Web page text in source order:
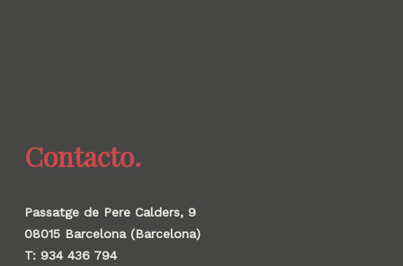
Contacto.
Passatge de Pere Calders, 9
08015 Barcelona (Barcelona)
T: 934 436 794